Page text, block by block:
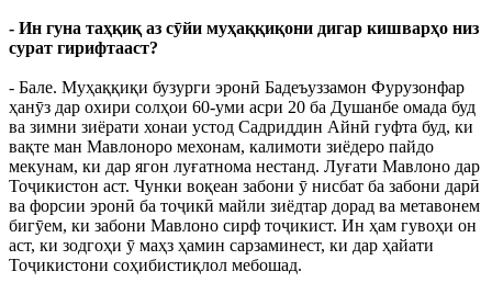
- Ин гуна таҳқиқ аз сӯйи муҳаққиқони дигар кишварҳо низ
сурат гирифтааст?
- Бале. Муҳаққиқи бузурги эронӣ Бадеъуззамон Фурузонфар
ҳанӯз дар охири солҳои 60-уми асри 20 ба Душанбе омада буд
ва зимни зиёрати хонаи устод Садриддин Айнӣ гуфта буд, ки
вақте ман Мавлоноро мехонам, калимоти зиёдеро пайдо
мекунам, ки дар ягон луғатнома нестанд. Луғати Мавлоно дар
Тоҷикистон аст. Чунки воқеан забони ӯ нисбат ба забони дарӣ
ва форсии эронӣ ба тоҷикӣ майли зиёдтар дорад ва метавонем
бигӯем, ки забони Мавлоно сирф тоҷикист. Ин ҳам гувоҳи он
аст, ки зодгоҳи ӯ маҳз ҳамин сарзаминест, ки дар ҳайати
Тоҷикистони соҳибистиқлол мебошад.